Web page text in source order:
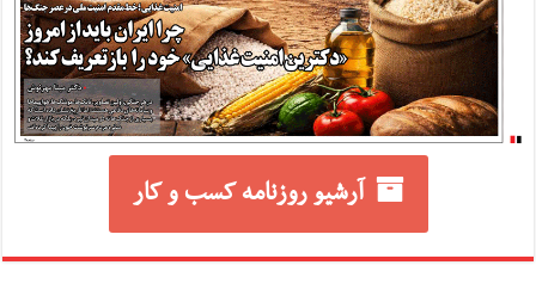
آرشیو روزنامه کسب و کار